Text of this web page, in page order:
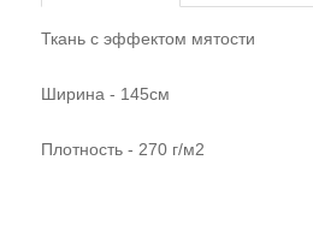
Ткань с эффектом мятости
Ширина - 145см
Плотность - 270 г/м2